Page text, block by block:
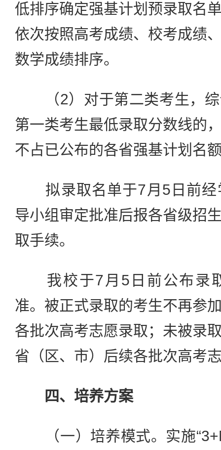
低排序确定强基计划预录取名
依次按照高考成绩、校考成绩
数学成绩排序。
（2）对于第二类考生，综
第一类考生最低录取分数线的
不占已公布的各省强基计划名
拟录取名单于7月5日前经
导小组审定批准后报各省级招
取手续。
我校于7月5日前公布录
准。被正式录取的考生不再参
各批次高考志愿录取；未被录
省（区、市）后续各批次高考
四、培养方案
（一）培养模式。实施